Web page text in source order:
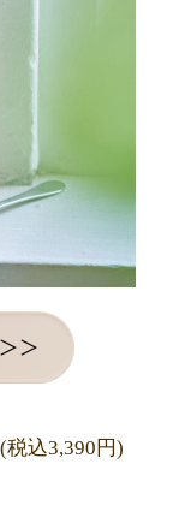
込3,390円)